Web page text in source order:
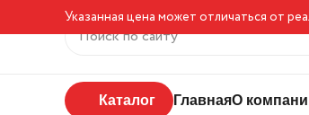
Указанная цена может отличаться от
Каталог ГлавнаяО